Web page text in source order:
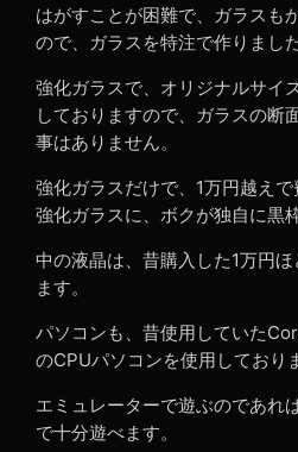
はがすことが困難で、ガラスも
ので、ガラスを特注で作りまし
強化ガラスで、オリジナルサイ
しておりますので、ガラスの断
事はありません。
強化ガラスだけで、1万円越えで
強化ガラスに、ボクが独自に黒
中の液晶は、昔購入した1万円
ます。
パソコンも、昔使用していた
のCPUパソコンを使用しており
エミュレーターで遊ぶのであれ
で十分遊べます。